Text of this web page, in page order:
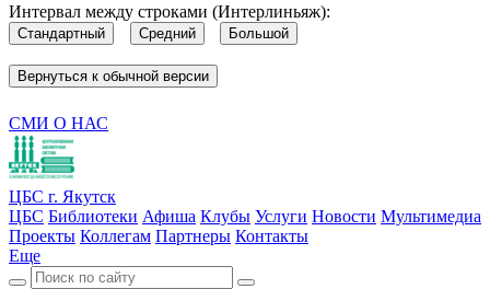
Интервал между строками (Интерлиньяж):
Стандартный Средний Большой
Вернуться к обычной версии
СМИ О НАС
ЦБС г. Якутск
ЦБС Библиотеки Афиша Клубы Услуги Новости Мультимедиа
Проекты Коллегам Партнеры Контакты
Еще